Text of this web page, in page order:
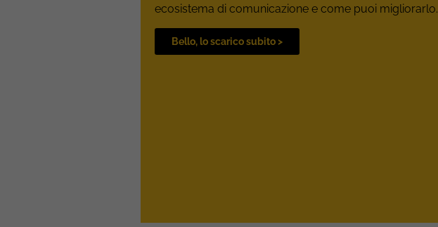
ecosistema di comunicazione e come puoi migliorarlo.
Bello, lo scarico subito >